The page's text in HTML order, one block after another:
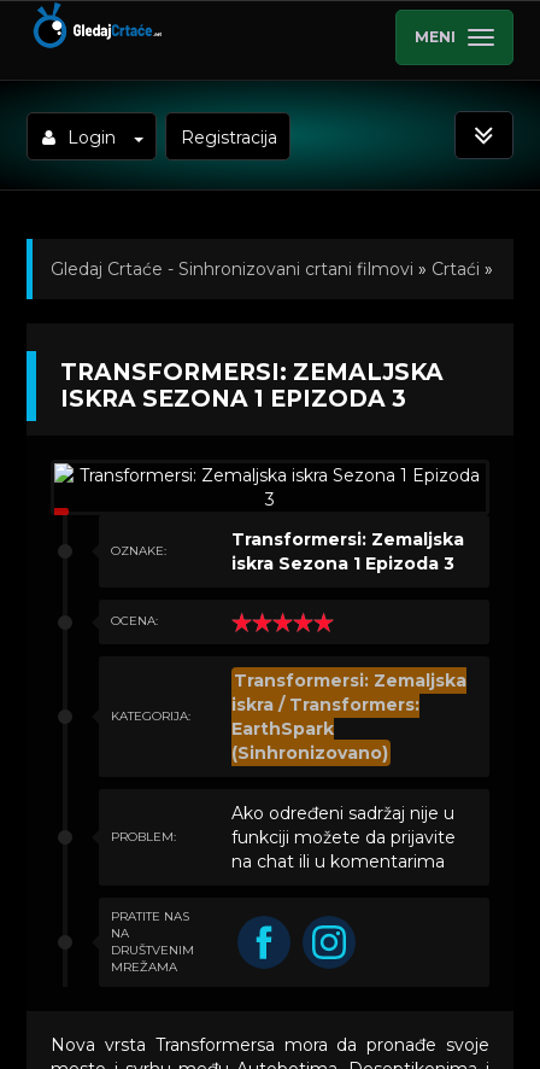
MENI
Login Registracija
Gledaj Crtaće - Sinhronizovani crtani filmovi » Crtaći »
EarthSpark (Sinhronizovano)»Kratkometrazni crtani
Epizoda 3
TRANSFORMERSI: ZEMALJSKA
ISKRA SEZONA 1 EPIZODA 3
OZNAKE:
Transformersi: Zemaljska
iskra Sezona 1 Epizoda 3
OCENA:
KATEGORIJA:
Transformersi: Zemaljska
iskra / Transformers:
EarthSpark
(Sinhronizovano)
PROBLEM:
Ako određeni sadržaj nije u
funkciji možete da prijavite
na chat ili u komentarima
PRATITE NAS
NA
DRUŠTVENIM
MREŽAMA
Nova vrsta Transformersa mora da pronađe svoje